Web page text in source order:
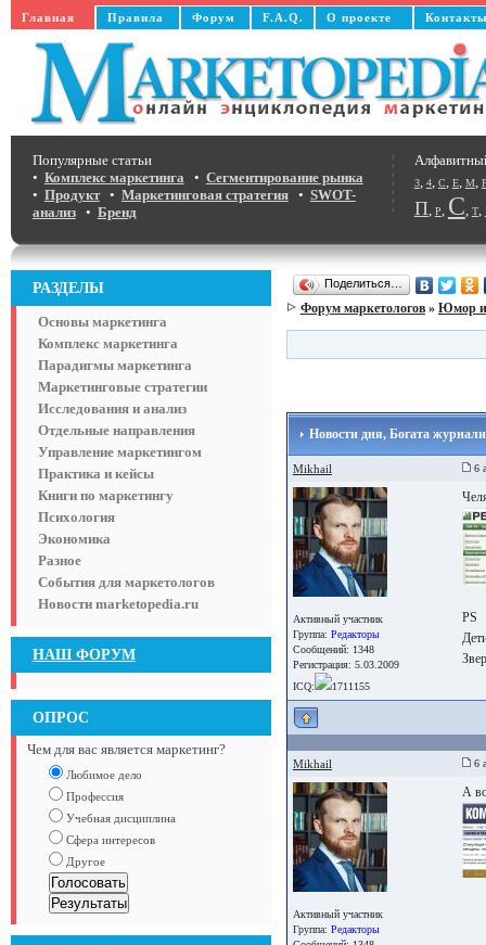
Главная Правила Форум F.A.Q. О проекте
3, 4, C, E, M,
П, Р, С, Т,
Популярные статьи
• Комплекс маркетинга • Сегментирование рынка
• Продукт• Маркетинговая стратегия• SWOT-
анализ• Бренд
РАЗДЕЛЫ
Основы маркетинга
Комплекс маркетинга
Парадигмы маркетинга
Маркетинговые стратегии
Исследования и анализ
Отдельные направления
Управление маркетингом
Практика и кейсы
Книги по маркетингу
Психология
Экономика
Разное
События для маркетологов
Новости marketopedia.ru
НАШ ФОРУМ
ОПРОС
Чем для вас является маркетинг?
Любимое дело
Профессия
Учебная дисциплина
Сфера интересов
Другое
Поделиться…
Форум маркетологов» Юмор и
Новости дня, Богата
Mikhail 6
Активный участник
Группа: Редакторы
Сообщений: 1348
Регистрация: 5.03.2009
ICQ:
1711155
PS
Mikhail 6
Активный участник
Группа: Редакторы
А